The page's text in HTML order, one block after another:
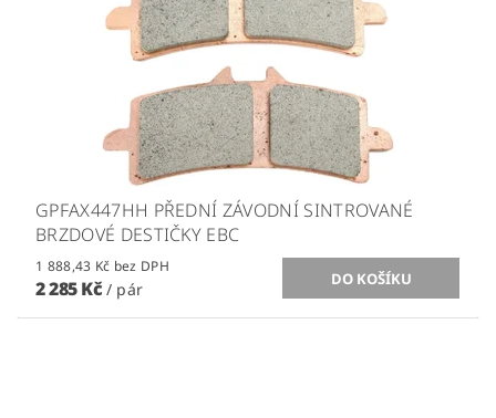
GPFAX447HH PŘEDNÍ ZÁVODNÍ SINTROVANÉ
BRZDOVÉ DESTIČKY EBC
1 888,43 Kč bez DPH
2 285 Kč / pár